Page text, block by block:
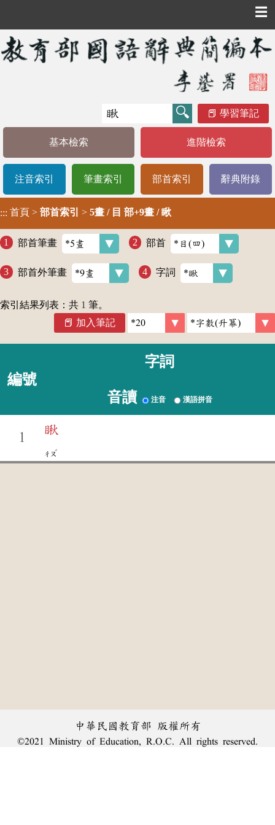
☰
學習筆記
基本檢索 進階檢索
注音索引 筆畫索引 部首索引 辭典附錄
::: 首頁 > 部首索引 > 5畫 / 目 部+9畫 / 瞅
部首筆畫 部首
部首外筆畫 字詞
索引結果列表：共 1 筆。
加入筆記
編號
字詞
音讀 注音 漢語拼音
1
瞅
ㄔㄡ
ˇ
中華民國教育部 版權所有
©2021 Ministry of Education, R.O.C. All rights reserved.